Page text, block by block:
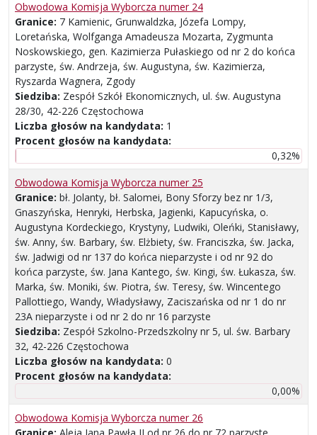
Obwodowa Komisja Wyborcza numer 24
Granice: 7 Kamienic, Grunwaldzka, Józefa Lompy,
Loretańska, Wolfganga Amadeusza Mozarta, Zygmunta
Noskowskiego, gen. Kazimierza Pułaskiego od nr 2 do końca
parzyste, św. Andrzeja, św. Augustyna, św. Kazimierza,
Ryszarda Wagnera, Zgody
Siedziba: Zespół Szkół Ekonomicznych, ul. św. Augustyna
28/30, 42-226 Częstochowa
Liczba głosów na kandydata: 1
Procent głosów na kandydata:
0,32%
Obwodowa Komisja Wyborcza numer 25
Granice: bł. Jolanty, bł. Salomei, Bony Sforzy bez nr 1/3,
Gnaszyńska, Henryki, Herbska, Jagienki, Kapucyńska, o.
Augustyna Kordeckiego, Krystyny, Ludwiki, Oleńki, Stanisławy,
św. Anny, św. Barbary, św. Elżbiety, św. Franciszka, św. Jacka,
św. Jadwigi od nr 137 do końca nieparzyste i od nr 92 do
końca parzyste, św. Jana Kantego, św. Kingi, św. Łukasza, św.
Marka, św. Moniki, św. Piotra, św. Teresy, św. Wincentego
Pallottiego, Wandy, Władysławy, Zaciszańska od nr 1 do nr
23A nieparzyste i od nr 2 do nr 16 parzyste
Siedziba: Zespół Szkolno-Przedszkolny nr 5, ul. św. Barbary
32, 42-226 Częstochowa
Liczba głosów na kandydata: 0
Procent głosów na kandydata:
0,00%
Obwodowa Komisja Wyborcza numer 26